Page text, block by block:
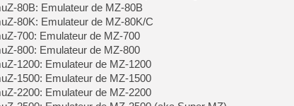
80B: Emulateur de MZ-80B
80K: Emulateur de MZ-80K/C
700: Emulateur de MZ-700
800: Emulateur de MZ-800
1200: Emulateur de MZ-1200
1500: Emulateur de MZ-1500
2200: Emulateur de MZ-2200